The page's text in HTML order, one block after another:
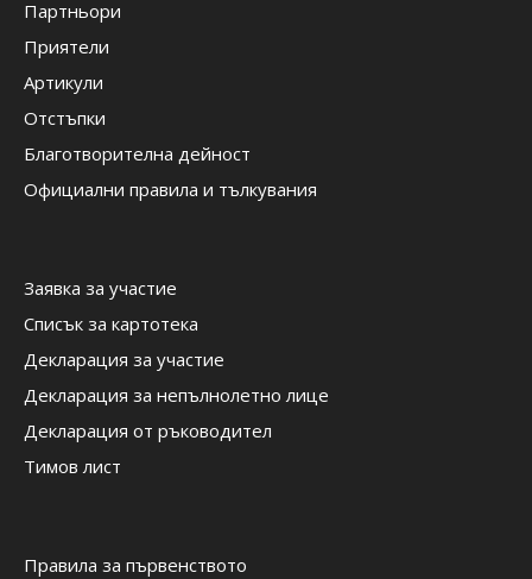
Партньори
Приятели
Артикули
Отстъпки
Благотворителна дейност
Официални правила и тълкувания
Заявка за участие
Списък за картотека
Декларация за участие
Декларация за непълнолетно лице
Декларация от ръководител
Тимов лист
Правила за първенството